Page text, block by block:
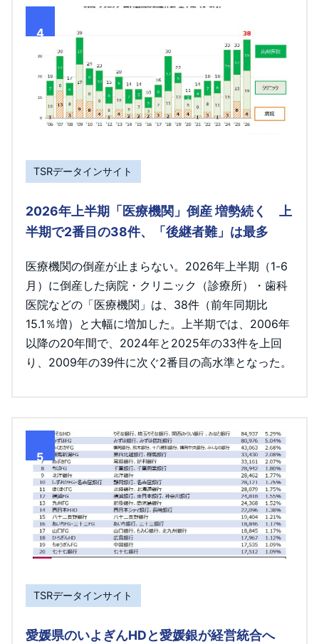
4
TSRデータインサイト
2026年上半期「医療機関」倒産 増勢続く 上
半期で2番目の38件、「後継者難」は最多
医療機関の倒産が止まらない。2026年上半期（1-6
月）に倒産した病院・クリニック（診療所）・歯科
医院などの「医療機関」は、38件（前年同期比
15.1％増）と大幅に増加した。上半期では、2006年
以降の20年間で、2024年と2025年の33件を上回
り、2009年の39件に次ぐ2番目の高水準となった。
5
TSRデータインサイト
愛媛県のいよぎんHDと愛媛銀が経営統合へ